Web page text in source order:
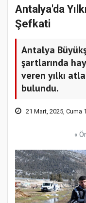
Antalya'da
Şefkati
Antalya
şartlarında
veren yılkı
bulundu.
21 Mart, 2025, Cuma
«